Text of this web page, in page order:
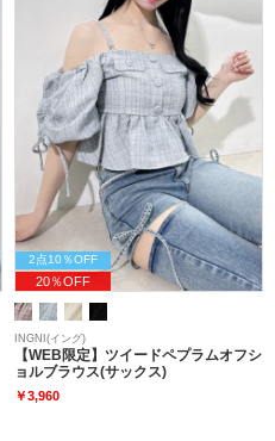
2点10％OFF
20％OFF
INGNI(イング)
【WEB限定】ツイードペプラムオフシ
ョルブラウス(サックス)
￥3,960